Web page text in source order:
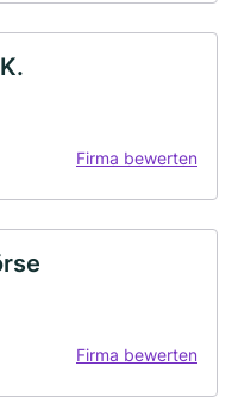
Firma bewerten
Firma bewerten